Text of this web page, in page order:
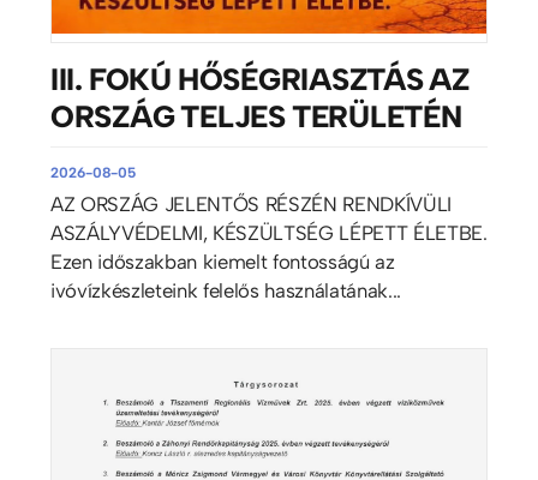
III. FOKÚ HŐSÉGRIASZTÁS AZ
ORSZÁG TELJES TERÜLETÉN
2026-08-05
AZ ORSZÁG JELENTŐS RÉSZÉN RENDKÍVÜLI
ASZÁLYVÉDELMI, KÉSZÜLTSÉG LÉPETT ÉLETBE.
Ezen időszakban kiemelt fontosságú az
ivóvízkészleteink felelős használatának...